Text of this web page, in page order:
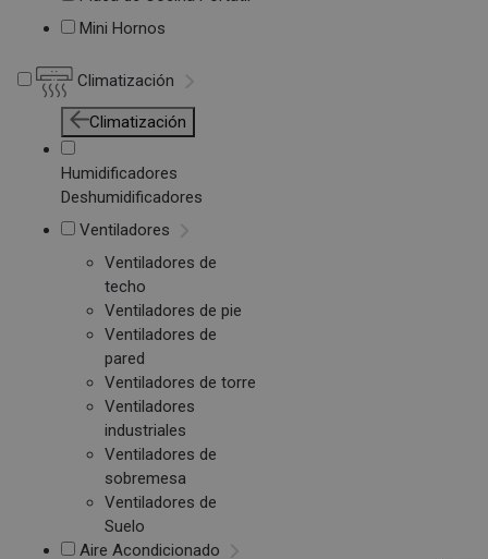
Mini Hornos
Climatización
Climatización
Humidificadores
Deshumidificadores
Ventiladores
Ventiladores de
techo
Ventiladores de pie
Ventiladores de
pared
Ventiladores de torre
Ventiladores
industriales
Ventiladores de
sobremesa
Ventiladores de
Suelo
Aire Acondicionado